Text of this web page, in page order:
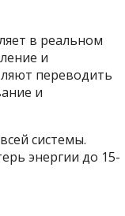
в реальном
и
переводить
и
системы.
энергии до 15-